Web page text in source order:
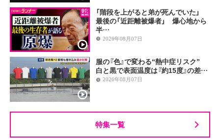
「階段を上がると弟が死んでいた」
最後の「近距離被爆者」 爆心地から
半…
2026年08月07日
服の『色』で変わる“熱中症リスク”
白と黒で表面温度は『約15度』の差…
2026年08月07日
特集一覧